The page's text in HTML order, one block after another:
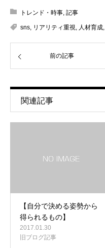
トレンド・時事, 記事
sns, リアリティ重視, 人材育成,
前の記事
関連記事
【自分で決める姿勢から
得られるもの】
2017.01.30
旧ブログ記事